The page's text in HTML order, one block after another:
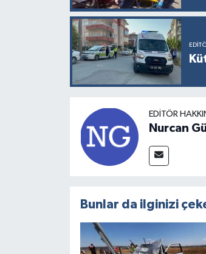
EDITÖR
Nurcan
Bunlar da ilginizi